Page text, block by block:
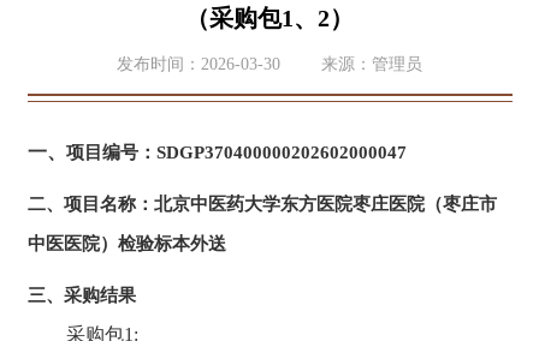
（采购包1、2）
发布时间：2026-03-30 来源：管理员
一、 项目编号： SDGP370400000202602000047
二、项目名称：北京中医药大学东方医院枣庄医院（枣庄市
中医医院）检验标本外送
三、采购结果
采购包1: